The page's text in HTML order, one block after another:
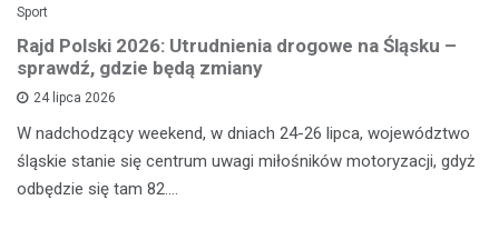
Sport
Rajd Polski 2026: Utrudnienia drogowe na Śląsku –
sprawdź, gdzie będą zmiany
24 lipca 2026
W nadchodzący weekend, w dniach 24-26 lipca, województwo
śląskie stanie się centrum uwagi miłośników motoryzacji, gdyż
odbędzie się tam 82.…